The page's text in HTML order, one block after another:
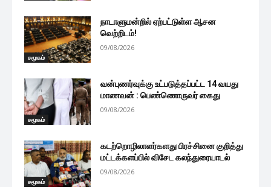
சமூகம்
நாடாளுமன்றில் ஏற்பட்டுள்ள ஆசன
வெற்றிடம்!
09/08/2026
சமூகம்
வன்புணர்வுக்கு உட்படுத்தப்பட்ட 14 வயது
மாணவன் : பெண்ணொருவர் கைது
09/08/2026
சமூகம்
கடற்றொழிலாளர்களது பிரச்சினை குறித்து
மட்டக்களப்பில் விசேட கலந்துரையாடல்
09/08/2026